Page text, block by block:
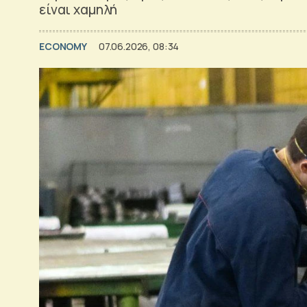
είναι χαμηλή
ECONOMY 07.06.2026, 08:34